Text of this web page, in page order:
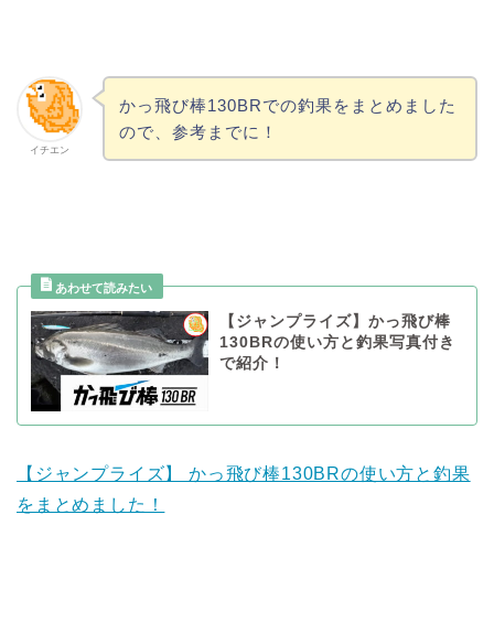
イチエン
かっ飛び棒130BRでの釣果をまとめました
ので、参考までに！
【ジャンプライズ】かっ飛び棒
130BRの使い方と釣果写真付き
で紹介！
【ジャンプライズ】 かっ飛び棒130BRの使い方と釣果
をまとめました！